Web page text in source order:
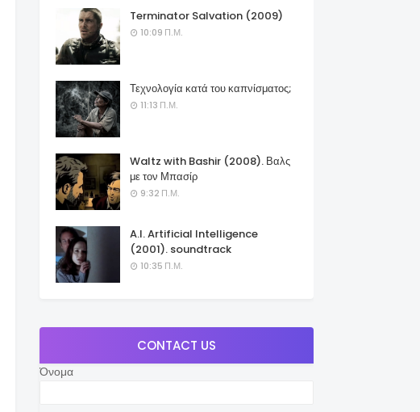
Terminator Salvation (2009)
10:09 Π.Μ.
Τεχνολογία κατά του καπνίσματος;
11:13 Π.Μ.
Waltz with Bashir (2008). Βαλς
με τον Μπασίρ
9:32 Π.Μ.
A.I. Artificial Intelligence
(2001). soundtrack
10:35 Π.Μ.
CONTACT US
Όνομα